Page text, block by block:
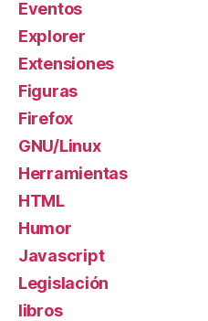
Eventos
Explorer
Extensiones
Figuras
Firefox
GNU/Linux
Herramientas
HTML
Humor
Javascript
Legislación
libros